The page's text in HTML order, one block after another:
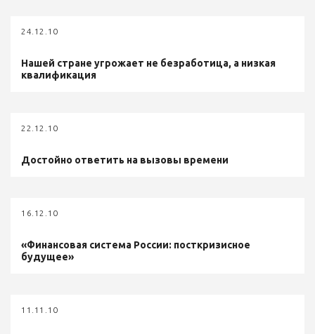
24.12.10
Нашей стране угрожает не безработица, а низкая
квалификация
22.12.10
Достойно ответить на вызовы времени
16.12.10
«Финансовая система России: посткризисное
будущее»
11.11.10